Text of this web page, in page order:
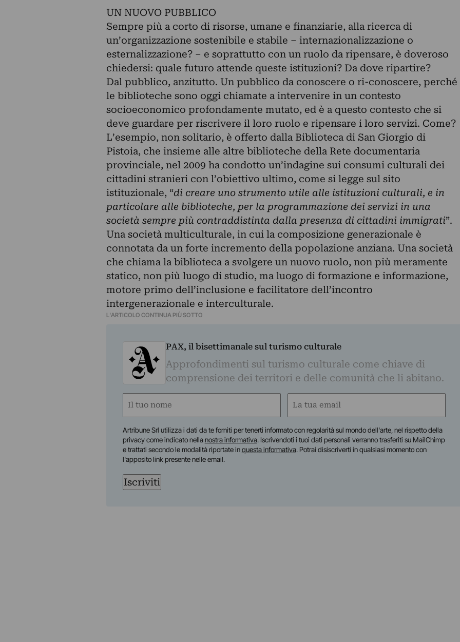
UN NUOVO PUBBLICO
Sempre più a corto di risorse, umane e finanziarie, alla ricerca di
un’organizzazione sostenibile e stabile – internazionalizzazione o
esternalizzazione? – e soprattutto con un ruolo da ripensare, è doveroso
chiedersi: quale futuro attende queste istituzioni? Da dove ripartire?
Dal pubblico, anzitutto. Un pubblico da conoscere o ri-conoscere, perché
le biblioteche sono oggi chiamate a intervenire in un contesto
socioeconomico profondamente mutato, ed è a questo contesto che si
deve guardare per riscrivere il loro ruolo e ripensare i loro servizi. Come?
L’esempio, non solitario, è offerto dalla Biblioteca di San Giorgio di
Pistoia, che insieme alle altre biblioteche della Rete documentaria
provinciale, nel 2009 ha condotto un’indagine sui consumi culturali dei
cittadini stranieri con l’obiettivo ultimo, come si legge sul sito
istituzionale, “di creare uno strumento utile alle istituzioni culturali, e in
particolare alle biblioteche, per la programmazione dei servizi in una
società sempre più contraddistinta dalla presenza di cittadini immigrati”.
Una società multiculturale, in cui la composizione generazionale è
connotata da un forte incremento della popolazione anziana. Una società
che chiama la biblioteca a svolgere un nuovo ruolo, non più meramente
statico, non più luogo di studio, ma luogo di formazione e informazione,
motore primo dell’inclusione e facilitatore dell’incontro
intergenerazionale e interculturale.
L'ARTICOLO CONTINUA PIÙ SOTTO
PAX, il bisettimanale sul turismo culturale
Approfondimenti sul turismo culturale come chiave di
comprensione dei territori e delle comunità che li abitano.
Nome
Email
Artribune Srl utilizza i dati da te forniti per tenerti informato con regolarità sul mondo dell'arte, nel rispetto della
privacy come indicato nellanostra informativa. Iscrivendoti i tuoi dati personali verranno trasferiti su MailChimp
e trattati secondo le modalità riportate inquesta informativa. Potrai disiscriverti in qualsiasi momento con
l'apposito link presente nelle email.
Iscriviti